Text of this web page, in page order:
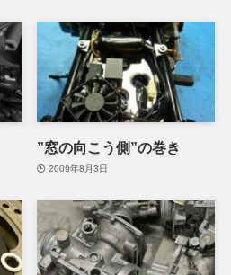
”窓の向こう側”の巻き
2009年8月3日